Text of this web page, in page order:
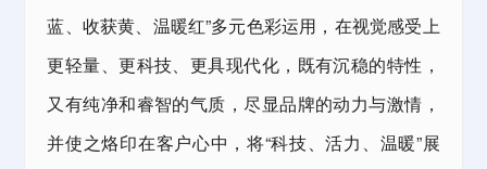
蓝、收获黄、温暖红”多元色彩运用，在视觉感受上
更轻量、更科技、更具现代化，既有沉稳的特性，
又有纯净和睿智的气质，尽显品牌的动力与激情，
并使之烙印在客户心中，将“科技、活力、温暖”展